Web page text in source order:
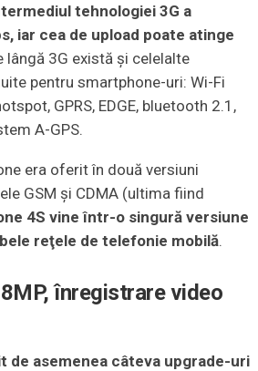
tehnologiei 3G a
iar cea de upload poate atinge
lângă 3G există şi celelalte
pentru smartphone-uri: Wi-Fi
GPRS, EDGE, bluetooth 2.1,
A-GPS.
era oferit în două versiuni
GSM şi CDMA (ultima fiind
4S vine într-o singură versiune
reţele de telefonie mobilă.
înregistrare video
de asemenea câteva upgrade-uri